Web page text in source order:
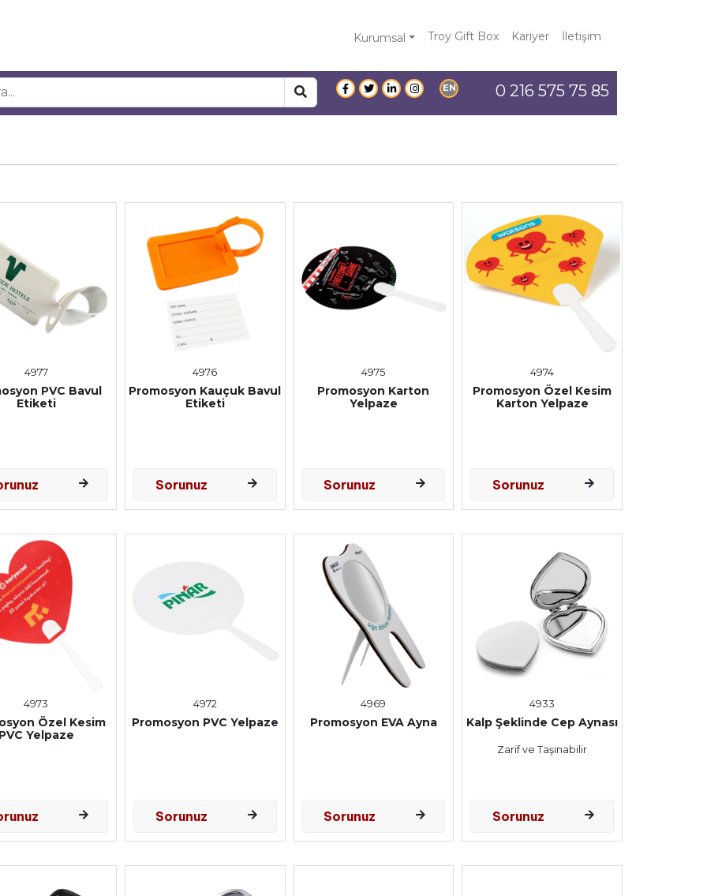
Kurumsal Troy Gift Box Kariyer İletişim
EN 0 216 575 75 85
4977
PVC Bavul
Etiketi
4976
Promosyon Kauçuk Bavul
Etiketi
Sorunuz
4975
Promosyon Karton
Yelpaze
Sorunuz
4974
Promosyon Özel Kesim
Karton Yelpaze
Sorunuz
4973
Özel Kesim
Yelpaze
4972
Promosyon PVC Yelpaze
Sorunuz
4969
Promosyon EVA Ayna
Sorunuz
4933
Kalp Şeklinde Cep Aynası
Zarif ve Taşınabilir
Sorunuz